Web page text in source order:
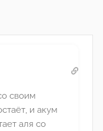
своим
и акум
аля со